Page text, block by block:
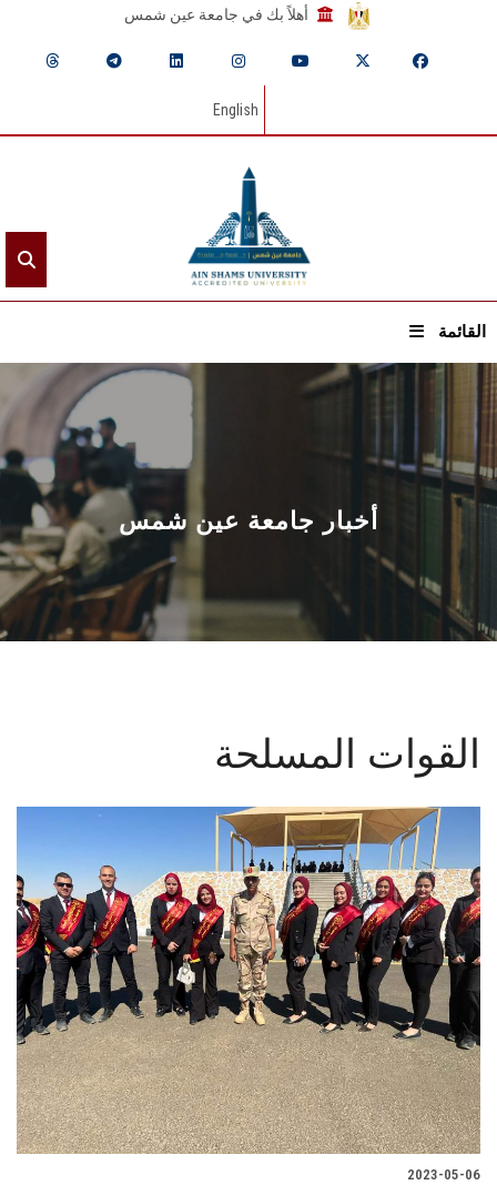
أهلاً بك في جامعة عين شمس
English
القائمة
الرئيسيـة
عن الجامعة
القطاعـات
الشئون الأكاديمية
البحث العلمي
الأنظمة الذكية
الإعلام
تواصل معنا
الطلاب
هيئة التدريس
الدراسات العليا
أخبار جامعة عين شمس
القوات المسلحة
2023-05-06